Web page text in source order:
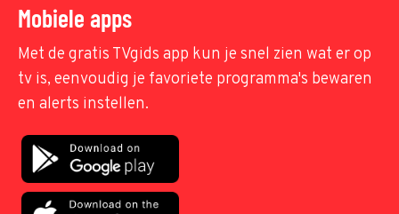
Mobiele apps
Met de gratis TVgids app kun je snel zien wat er op
tv is, eenvoudig je favoriete programma's bewaren
en alerts instellen.